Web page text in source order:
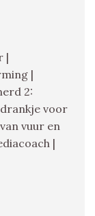
|
|
2:
voor
vuur en
|